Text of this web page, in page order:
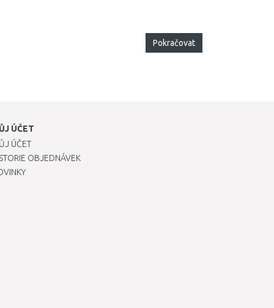
Pokračovat
ÚČET
ÚČET
OBJEDNÁVEK